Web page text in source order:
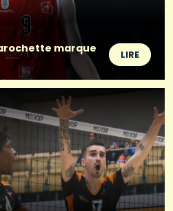
marque
LIRE